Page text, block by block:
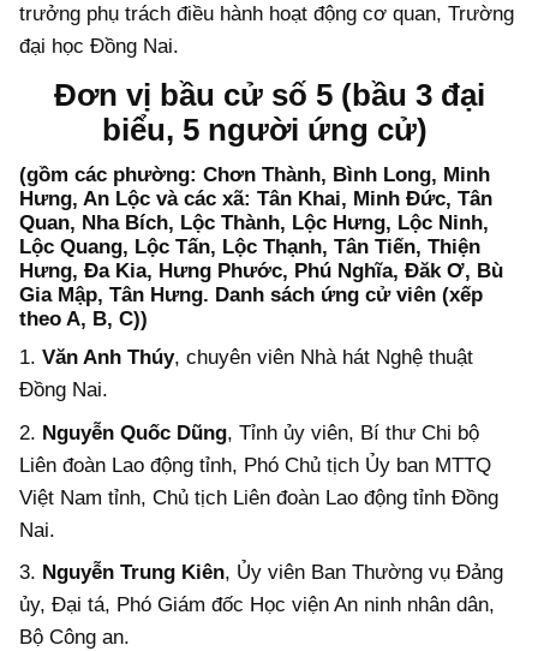
trưởng phụ trách điều hành hoạt động cơ quan, Trường
đại học Đồng Nai.
Đơn vị bầu cử số 5 (bầu 3 đại
biểu, 5 người ứng cử)
(gồm các phường: Chơn Thành, Bình Long, Minh
Hưng, An Lộc và các xã: Tân Khai, Minh Đức, Tân
Quan, Nha Bích, Lộc Thành, Lộc Hưng, Lộc Ninh,
Lộc Quang, Lộc Tấn, Lộc Thạnh, Tân Tiến, Thiện
Hưng, Đa Kia, Hưng Phước, Phú Nghĩa, Đăk Ơ, Bù
Gia Mập, Tân Hưng. Danh sách ứng cử viên (xếp
theo A, B, C))
1. Văn Anh Thúy, chuyên viên Nhà hát Nghệ thuật
Đồng Nai.
2. Nguyễn Quốc Dũng, Tỉnh ủy viên, Bí thư Chi bộ
Liên đoàn Lao động tỉnh, Phó Chủ tịch Ủy ban MTTQ
Việt Nam tỉnh, Chủ tịch Liên đoàn Lao động tỉnh Đồng
Nai.
3. Nguyễn Trung Kiên, Ủy viên Ban Thường vụ Đảng
ủy, Đại tá, Phó Giám đốc Học viện An ninh nhân dân,
Bộ Công an.